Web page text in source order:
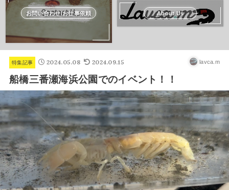
お問い合わせ/お仕事依頼 About Us
特集記事 2024.05.08 2024.09.15 lavca.m
船橋三番瀬海浜公園でのイベント！！